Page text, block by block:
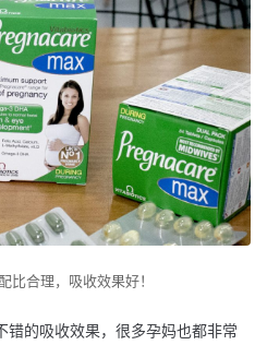
比合理，吸收效果好！
错的吸收效果，很多孕妈也都非常